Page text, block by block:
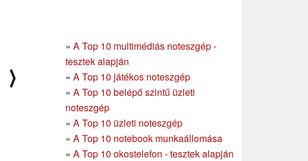
» A Top 10 multimédiás noteszgép -
tesztek alapján
» A Top 10 játékos noteszgép
» A Top 10 belépő szintű üzleti
noteszgép
» A Top 10 üzleti noteszgép
» A Top 10 notebook munkaállomása
» A Top 10 okostelefon - tesztek alapján
⟩